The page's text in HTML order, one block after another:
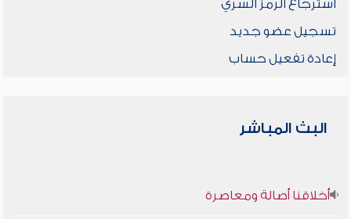
استرجاع الرمز السري
تسجيل عضو جديد
إعادة تفعيل حساب
البث المباشر
أخلاقنا أصالة ومعاصرة